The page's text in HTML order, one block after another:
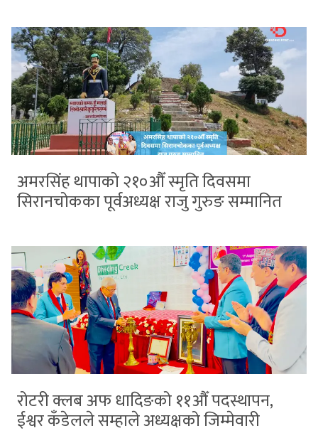
अमरसिंह थापाको २१०औँ स्मृति दिवसमा
सिरानचोकका पूर्वअध्यक्ष राजु गुरुङ सम्मानित
रोटरी क्लब अफ धादिङको ११औँ पदस्थापन,
ईश्वर कँडेलले सम्हाले अध्यक्षको जिम्मेवारी